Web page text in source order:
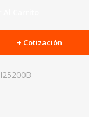
+ Cotización